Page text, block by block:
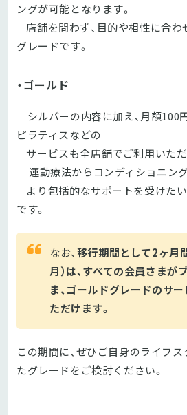
ングが可能となります。
店舗を問わず、目的や相性に合わ
グレードです。
・ゴールド
シルバーの内容に加え、月額100円
ピラティスなどの
サービスも全店舗でご利用いただ
運動療法からコンディショニング
より包括的なサポートを受けた
です。
なお、移行期間として2ヶ月
月）は、すべての会員さまが
ま、ゴールドグレードのサ
ただけます。
この期間に、ぜひご自身のライフ
たグレードをご検討ください。